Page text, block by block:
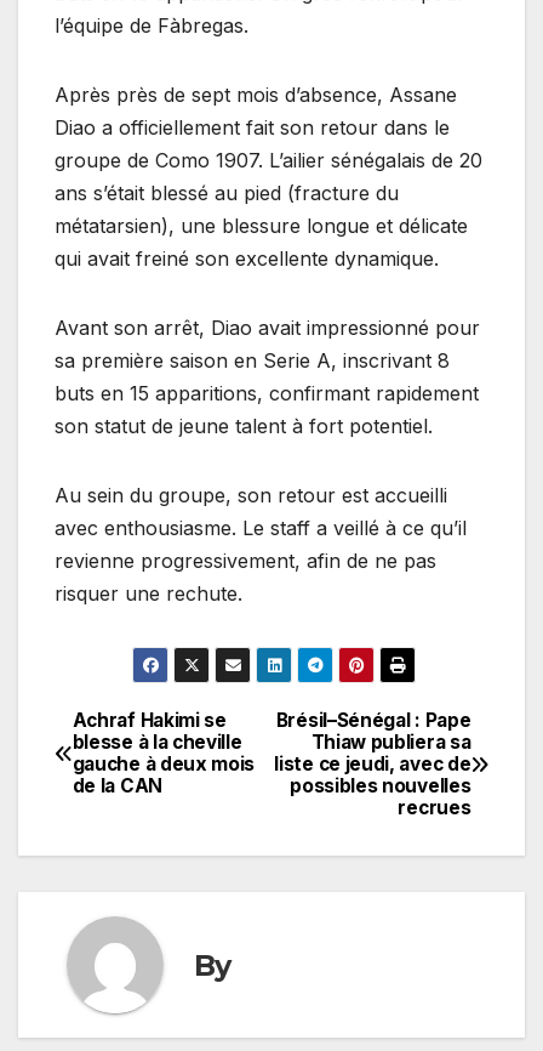
l’équipe de Fàbregas.
Après près de sept mois d’absence, Assane
Diao a officiellement fait son retour dans le
groupe de Como 1907. L’ailier sénégalais de 20
ans s’était blessé au pied (fracture du
métatarsien), une blessure longue et délicate
qui avait freiné son excellente dynamique.
Avant son arrêt, Diao avait impressionné pour
sa première saison en Serie A, inscrivant 8
buts en 15 apparitions, confirmant rapidement
son statut de jeune talent à fort potentiel.
Au sein du groupe, son retour est accueilli
avec enthousiasme. Le staff a veillé à ce qu’il
revienne progressivement, afin de ne pas
risquer une rechute.
Navigation
de
Brésil–Sénégal : Pape
Thiaw publiera sa
liste ce jeudi, avec de
possibles nouvelles
recrues
Achraf Hakimi se
blesse à la cheville
gauche à deux mois
de la CAN
By